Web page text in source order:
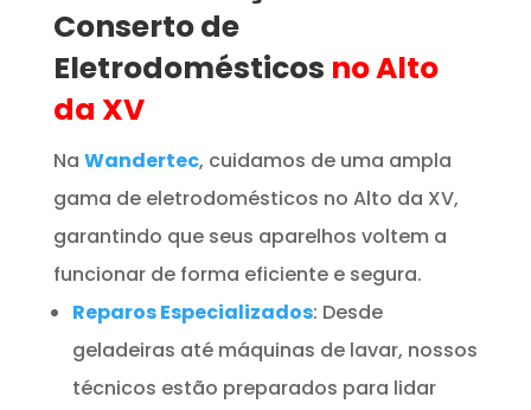
Conserto de
Eletrodomésticos no Alto
da XV
Na Wandertec, cuidamos de uma ampla
gama de eletrodomésticos no Alto da XV,
garantindo que seus aparelhos voltem a
funcionar de forma eficiente e segura.
Reparos Especializados: Desde
geladeiras até máquinas de lavar, nossos
técnicos estão preparados para lidar